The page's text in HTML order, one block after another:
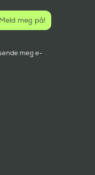
meg e-